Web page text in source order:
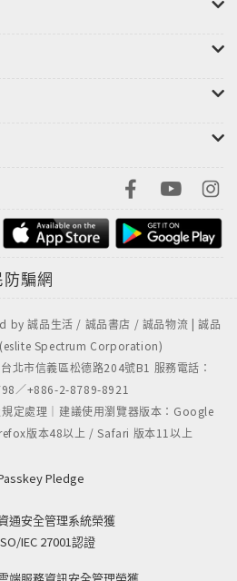
騙網
by 誠品生活 / 誠品書店 / 誠品物流 | 誠品
(eslite Spectrum Corporation)
北市信義區松德路204號B1 服務電話：
／+886-2-8789-8921
定處理｜建議使用瀏覽器版本：Google
版本48以上 / Safari 版本11以上
Pledge
通安全管理系統榮獲
IEC 27001認證